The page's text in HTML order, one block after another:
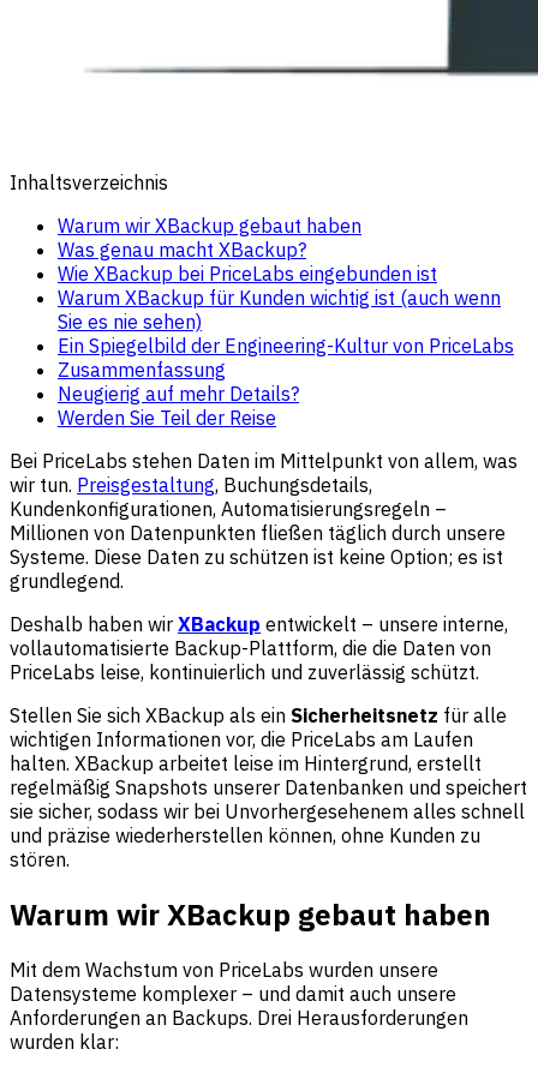
Inhaltsverzeichnis
Warum wir XBackup gebaut haben
Was genau macht XBackup?
Wie XBackup bei PriceLabs eingebunden ist
Warum XBackup für Kunden wichtig ist (auch wenn
Sie es nie sehen)
Ein Spiegelbild der Engineering-Kultur von PriceLabs
Zusammenfassung
Neugierig auf mehr Details?
Werden Sie Teil der Reise
Bei PriceLabs stehen Daten im Mittelpunkt von allem, was
wir tun. Preisgestaltung, Buchungsdetails,
Kundenkonfigurationen, Automatisierungsregeln –
Millionen von Datenpunkten fließen täglich durch unsere
Systeme. Diese Daten zu schützen ist keine Option; es ist
grundlegend.
Deshalb haben wir XBackup entwickelt – unsere interne,
vollautomatisierte Backup-Plattform, die die Daten von
PriceLabs leise, kontinuierlich und zuverlässig schützt.
Stellen Sie sich XBackup als ein Sicherheitsnetz für alle
wichtigen Informationen vor, die PriceLabs am Laufen
halten. XBackup arbeitet leise im Hintergrund, erstellt
regelmäßig Snapshots unserer Datenbanken und speichert
sie sicher, sodass wir bei Unvorhergesehenem alles schnell
und präzise wiederherstellen können, ohne Kunden zu
stören.
Warum wir XBackup gebaut haben
Mit dem Wachstum von PriceLabs wurden unsere
Datensysteme komplexer – und damit auch unsere
Anforderungen an Backups. Drei Herausforderungen
wurden klar: